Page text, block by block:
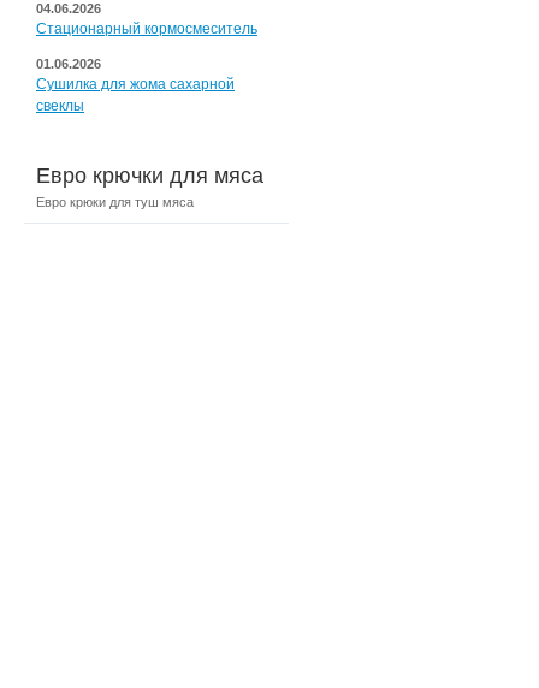
04.06.2026
Стационарный кормосмеситель
01.06.2026
Сушилка для жома сахарной
свеклы
Евро крючки для мяса
Евро крюки для туш мяса